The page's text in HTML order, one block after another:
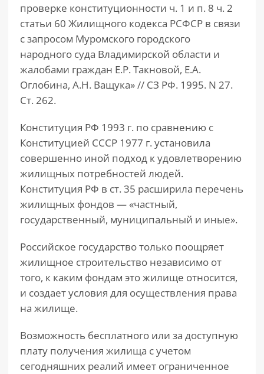
проверке конституционности ч. 1 и п. 8 ч. 2
статьи 60 Жилищного кодекса РСФСР в связи
с запросом Муромского городского
народного суда Владимирской области и
жалобами граждан Е.Р. Такновой, Е.А.
Оглобина, А.Н. Ващука» // СЗ РФ. 1995. N 27.
Ст. 262.
Конституция РФ 1993 г. по сравнению с
Конституцией СССР 1977 г. установила
совершенно иной подход к удовлетворению
жилищных потребностей людей.
Конституция РФ в ст. 35 расширила перечень
жилищных фондов — «частный,
государственный, муниципальный и иные».
Российское государство только поощряет
жилищное строительство независимо от
того, к каким фондам это жилище относится,
и создает условия для осуществления права
на жилище.
Возможность бесплатного или за доступную
плату получения жилища с учетом
сегодняшних реалий имеет ограниченное